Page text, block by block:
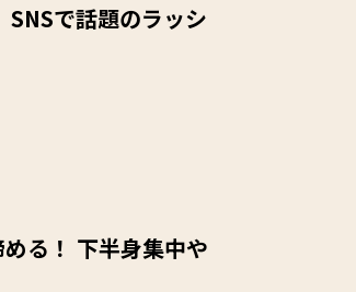
で話題のラッシ
る！ 下半身集中や